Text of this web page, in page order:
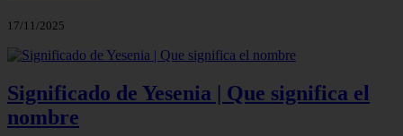
17/11/2025
Significado de Yesenia | Que significa el
nombre